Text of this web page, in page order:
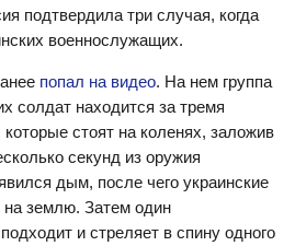
подтвердила три случая, когда
военнослужащих.
попал на видео. На нем группа
солдат находится за тремя
стоят на коленях, заложив
секунд из оружия
дым, после чего украинские
землю. Затем один
и стреляет в спину одного